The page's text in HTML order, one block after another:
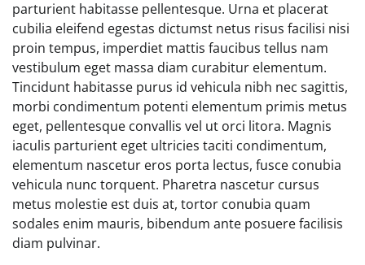
parturient habitasse pellentesque. Urna et placerat
cubilia eleifend egestas dictumst netus risus facilisi nisi
proin tempus, imperdiet mattis faucibus tellus nam
vestibulum eget massa diam curabitur elementum.
Tincidunt habitasse purus id vehicula nibh nec sagittis,
morbi condimentum potenti elementum primis metus
eget, pellentesque convallis vel ut orci litora. Magnis
iaculis parturient eget ultricies taciti condimentum,
elementum nascetur eros porta lectus, fusce conubia
vehicula nunc torquent. Pharetra nascetur cursus
metus molestie est duis at, tortor conubia quam
sodales enim mauris, bibendum ante posuere facilisis
diam pulvinar.